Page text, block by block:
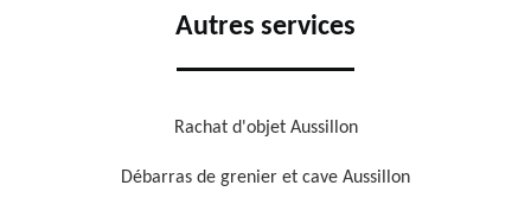
Autres services
Rachat d'objet Aussillon
Débarras de grenier et cave Aussillon